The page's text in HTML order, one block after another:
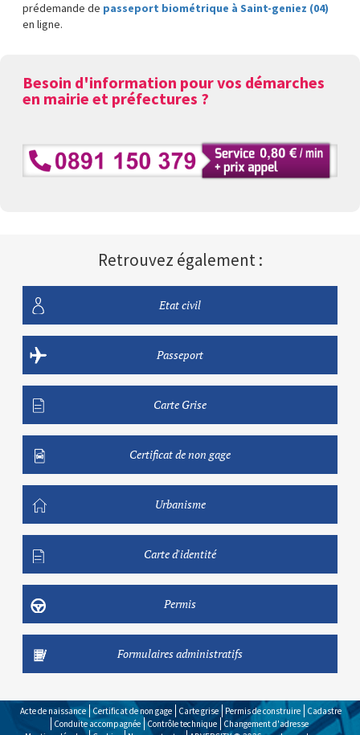
prédemande de passeport biométrique à Saint-geniez (04)
en ligne.
Besoin d'information pour vos démarches
en mairie et préfectures ?
Retrouvez également :
Etat civil
Passeport
Carte Grise
Certificat de non gage
Urbanisme
Carte d'identité
Permis
Formulaires administratifs
Acte de naissance Certificat de non gage Carte grise Permis de construire
Cadastre
Conduite accompagnée Contrôle technique
Changement d'adresse